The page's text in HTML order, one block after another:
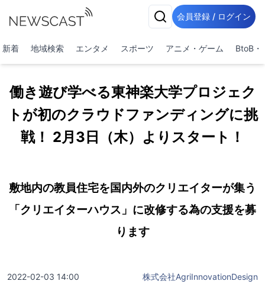
会員登録 / ログイン
新着 地域検索 エンタメ スポーツ アニメ・ゲーム BtoB・
働き遊び学べる東神楽大学プロジェク
トが初のクラウドファンディングに挑
戦！ 2月3日（木）よりスタート！
敷地内の教員住宅を国内外のクリエイターが集う
「クリエイターハウス」に改修する為の支援を募
ります
2022-02-03 14:00 株式会社AgriInnovationDesign